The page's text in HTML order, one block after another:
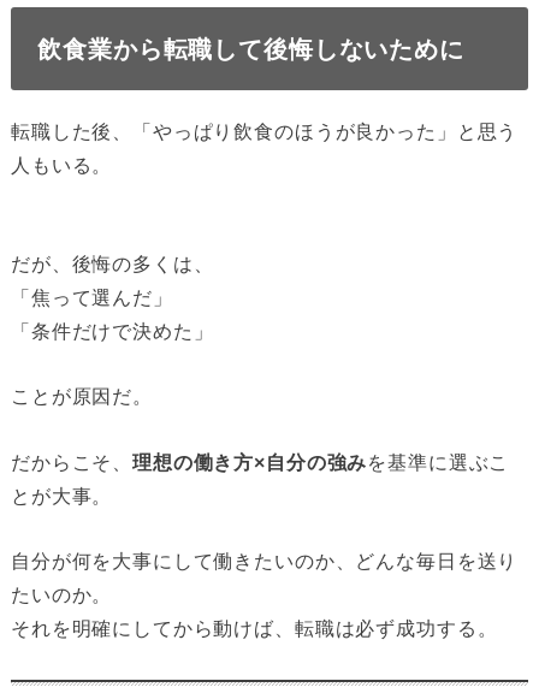
飲食業から転職して後悔しないために
転職した後、「やっぱり飲食のほうが良かった」と思う
人もいる。
だが、後悔の多くは、
「焦って選んだ」
「条件だけで決めた」
ことが原因だ。
だからこそ、理想の働き方×自分の強みを基準に選ぶこ
とが大事。
自分が何を大事にして働きたいのか、どんな毎日を送り
たいのか。
それを明確にしてから動けば、転職は必ず成功する。